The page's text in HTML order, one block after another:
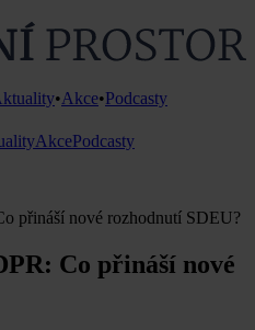
•Akce•Podcasty
AkcePodcasty
přináší nové rozhodnutí SDEU?
Co přináší nové